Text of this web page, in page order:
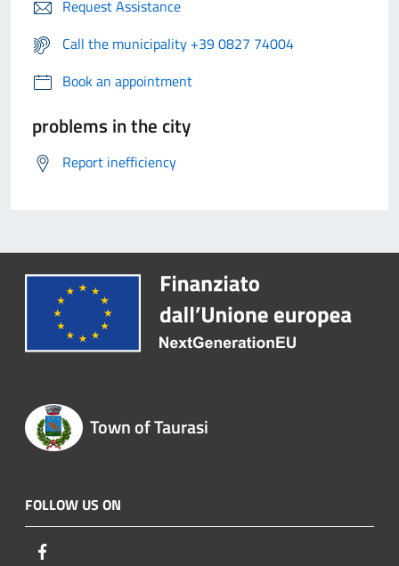
Request Assistance
Call the municipality +39 0827 74004
Book an appointment
problems in the city
Report inefficiency
Town of Taurasi
FOLLOW US ON